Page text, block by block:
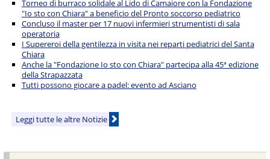
Torneo di burraco solidale al Lido di Camaiore con la Fondazione
"Io sto con Chiara" a beneficio del Pronto soccorso pediatrico
Concluso il master per 17 nuovi infermieri strumentisti di sala
operatoria
I Supereroi della gentilezza in visita nei reparti pediatrici del Santa
Chiara
Anche la "Fondazione Io sto con Chiara" partecipa alla 45ª edizione
della Strapazzata
Tutti possono giocare a padel: evento ad Asciano
Leggi tutte le altre Notizie